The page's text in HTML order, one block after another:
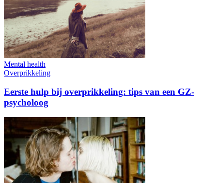
Mental health
Overprikkeling
Eerste hulp bij overprikkeling: tips van een GZ-
psycholoog